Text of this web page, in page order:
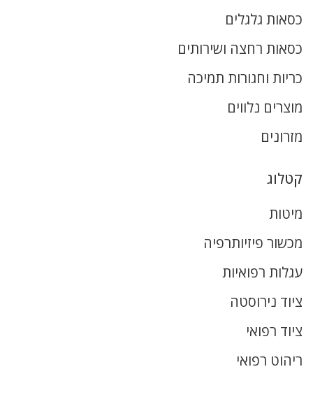
כסאות גלגלים
כסאות רחצה ושירותים
כריות וחגורות תמיכה
מוצרים נלווים
מזרונים
קטלוג
מיטות
מכשור פיזיותרפיה
עגלות רפואיות
ציוד נירוסטה
ציוד רפואי
ריהוט רפואי